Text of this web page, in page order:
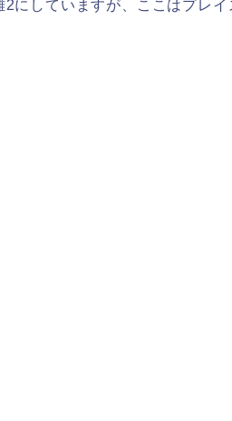
にしていますが、ここはプレ